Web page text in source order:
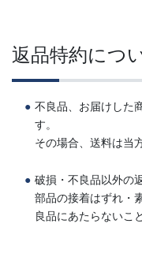
返品特約につ
不良品、お届けした
す。
その場合、送料は当
破損・不良品以外の
部品の接着はずれ・
良品にあたらないこ